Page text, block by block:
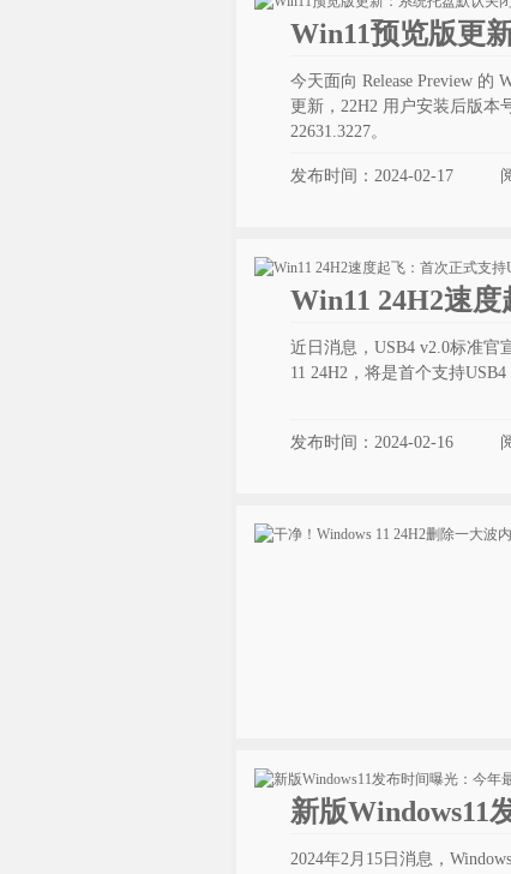
Win11预览版更
今天面向 Release Preview 的
更新，22H2 用户安装后版本
22631.3227。
发布时间：2024-02-17
Win11 24H2速度
近日消息，USB4 v2.0标准官
11 24H2，将是首个支持
发布时间：2024-02-16
新版Windows11
2024年2月15日消息，